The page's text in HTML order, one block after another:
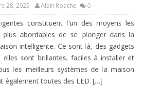
28, 2025 Alain Roache 0
constituent l’un des moyens les
abordables de se plonger dans la
intelligente. Ce sont là, des gadgets
elles sont brillantes, faciles à installer et
les meilleurs systèmes de la maison
également toutes des LED. […]